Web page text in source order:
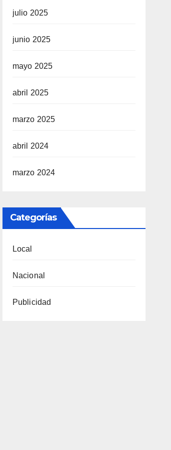
julio 2025
junio 2025
mayo 2025
abril 2025
marzo 2025
abril 2024
marzo 2024
Categorías
Local
Nacional
Publicidad